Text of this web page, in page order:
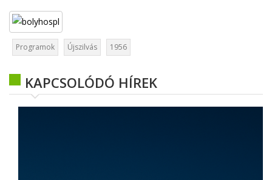
Programok Újszilvás 1956
KAPCSOLÓDÓ HÍREK